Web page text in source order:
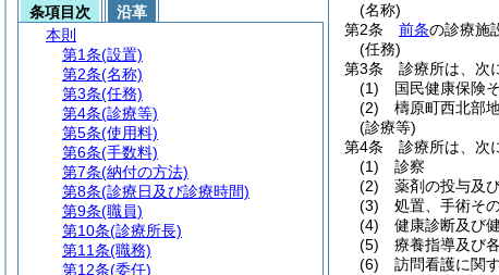
(名称)
第2条
前条の診療施
(任務)
第3条
診療所は、次
(1)
国民健康保険
(2)
檮原町西北部
(診療等)
第4条
診療所は、次
(1)
診察
(2)
薬剤の投与及
(3)
処置、手術そ
(4)
健康診断及び
(5)
療養指導及び
(6)
訪問看護に関
条項目次
沿革
本則
第1条(設置)
第2条(名称)
第3条(任務)
第4条(診療等)
第5条(使用料)
第6条(手数料)
第7条(納付の方法)
第8条(診療日及び診療時間)
第9条(職員)
第10条(診療所長)
第11条(職務)
第12条(委任)